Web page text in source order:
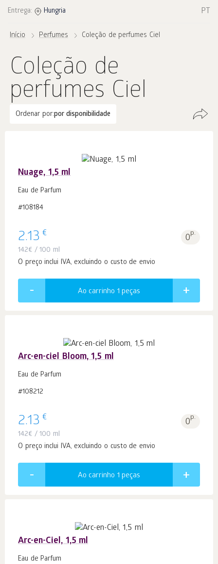
Entrega: Hungria PT
Início Perfumes Coleção de perfumes Ciel
Coleção de
perfumes Ciel
Ordenar por:por disponibilidade
Nuage, 1,5 ml
Eau de Parfum
#108184
2.13 € 0p.
142€ / 100 ml
O preço inclui IVA, excluindo o custo de envio
Ao carrinho 1 peças
Arc-en-ciel Bloom, 1,5 ml
Eau de Parfum
#108212
2.13 € 0p.
142€ / 100 ml
O preço inclui IVA, excluindo o custo de envio
Ao carrinho 1 peças
Arc-en-Ciel, 1,5 ml
Eau de Parfum